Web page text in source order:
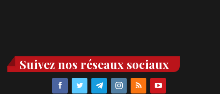
Suivez nos réseaux sociaux